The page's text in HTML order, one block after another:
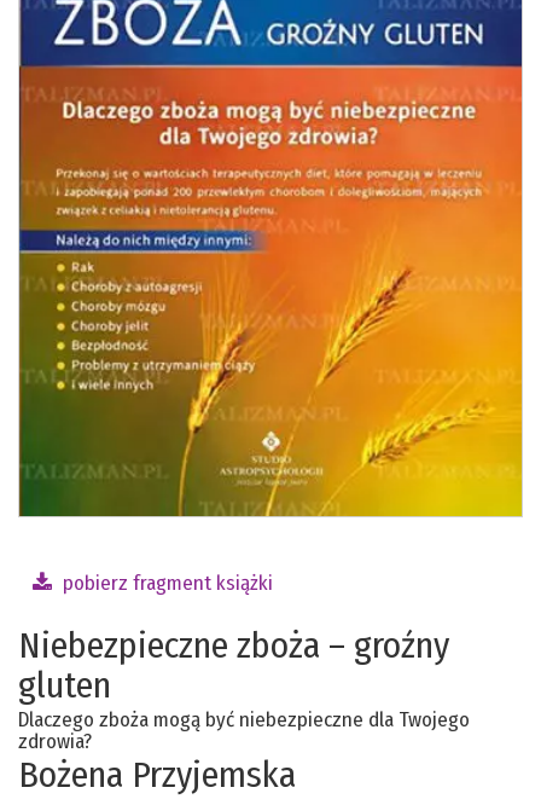
pobierz fragment książki
Niebezpieczne zboża – groźny
gluten
Dlaczego zboża mogą być niebezpieczne dla Twojego
zdrowia?
Bożena Przyjemska